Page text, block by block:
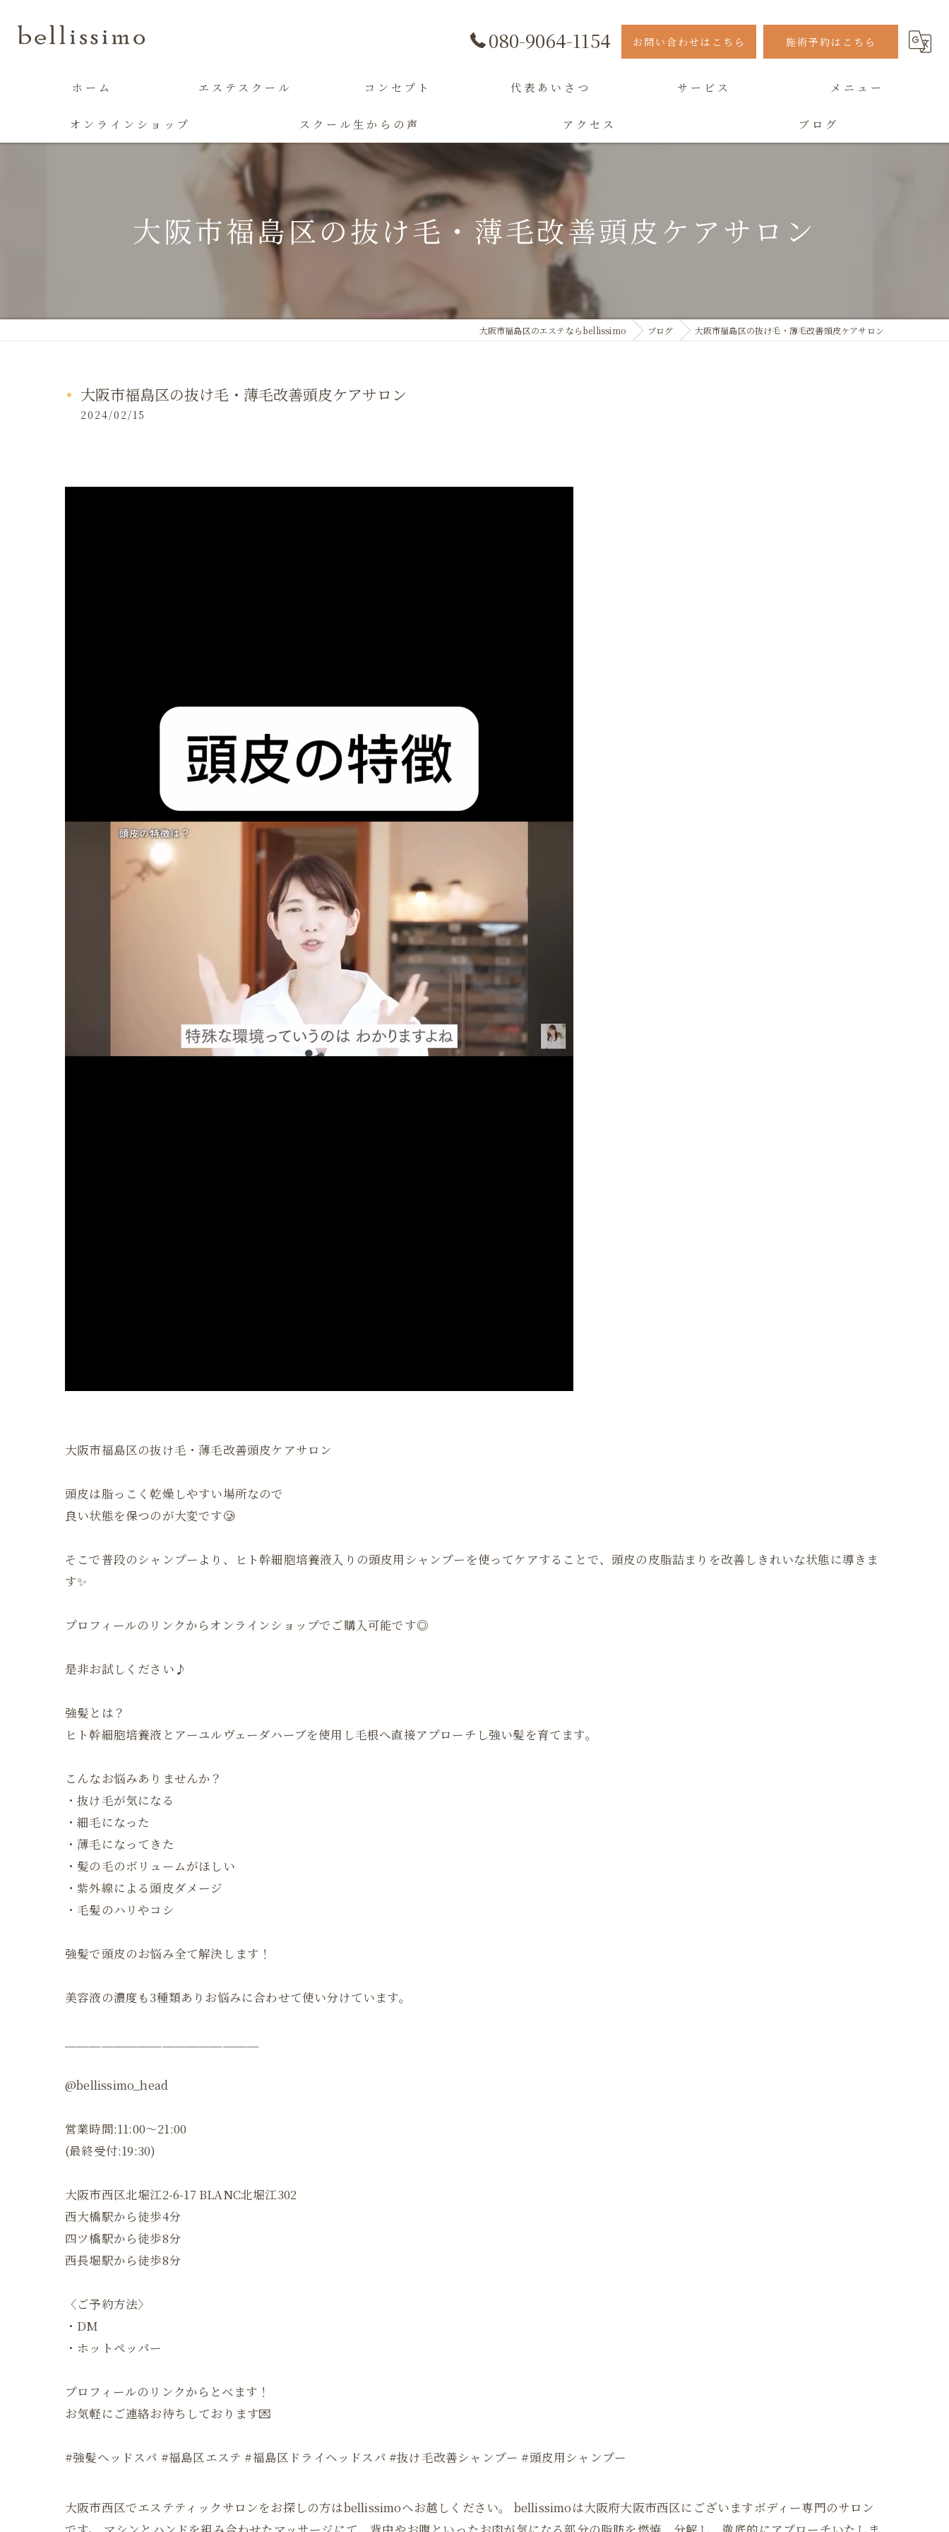
080-9064-1154 お問い合わせはこちら 施術予約はこちら
ホーム エステスクール コンセプト 代表あいさつ サービス メニュー
オンラインショップ スクール生からの声 アクセス ブログ
大阪市福島区の抜け毛・薄毛改善頭皮ケアサロン
大阪市福島区のエステならbellissimo ブログ 大阪市福島区の抜け毛・薄毛改善頭皮ケアサロン
大阪市福島区の抜け毛・薄毛改善頭皮ケアサロン
2024/02/15
大阪市福島区の抜け毛・薄毛改善頭皮ケアサロン
頭皮は脂っこく乾燥しやすい場所なので
良い状態を保つのが大変です🥲
そこで普段のシャンプーより、ヒト幹細胞培養液入りの頭皮用シャンプーを使ってケアすることで、頭皮の皮脂詰まりを改善しきれいな状態に導きま
す✨
プロフィールのリンクからオンラインショップでご購入可能です◎
是非お試しください♪
強髪とは？
ヒト幹細胞培養液とアーユルヴェーダハーブを使用し毛根へ直接アプローチし強い髪を育てます。
こんなお悩みありませんか？
・抜け毛が気になる
・細毛になった
・薄毛になってきた
・髪の毛のボリュームがほしい
・紫外線による頭皮ダメージ
・毛髪のハリやコシ
強髪で頭皮のお悩み全て解決します！
美容液の濃度も3種類ありお悩みに合わせて使い分けています。
@bellissimo_head
営業時間:11:00〜21:00
(最終受付:19:30)
大阪市西区北堀江2-6-17 BLANC北堀江302
西大橋駅から徒歩4分
四ツ橋駅から徒歩8分
西長堀駅から徒歩8分
〈ご予約方法〉
・DM
・ホットペッパー
プロフィールのリンクからとべます！
お気軽にご連絡お待ちしております💌
#強髪ヘッドスパ #福島区エステ #福島区ドライヘッドスパ #抜け毛改善シャンプー #頭皮用シャンプー
大阪市西区でエステティックサロンをお探しの方はbellissimoへお越しください。 bellissimoは大阪府大阪市西区にございますボディー専門のサロン